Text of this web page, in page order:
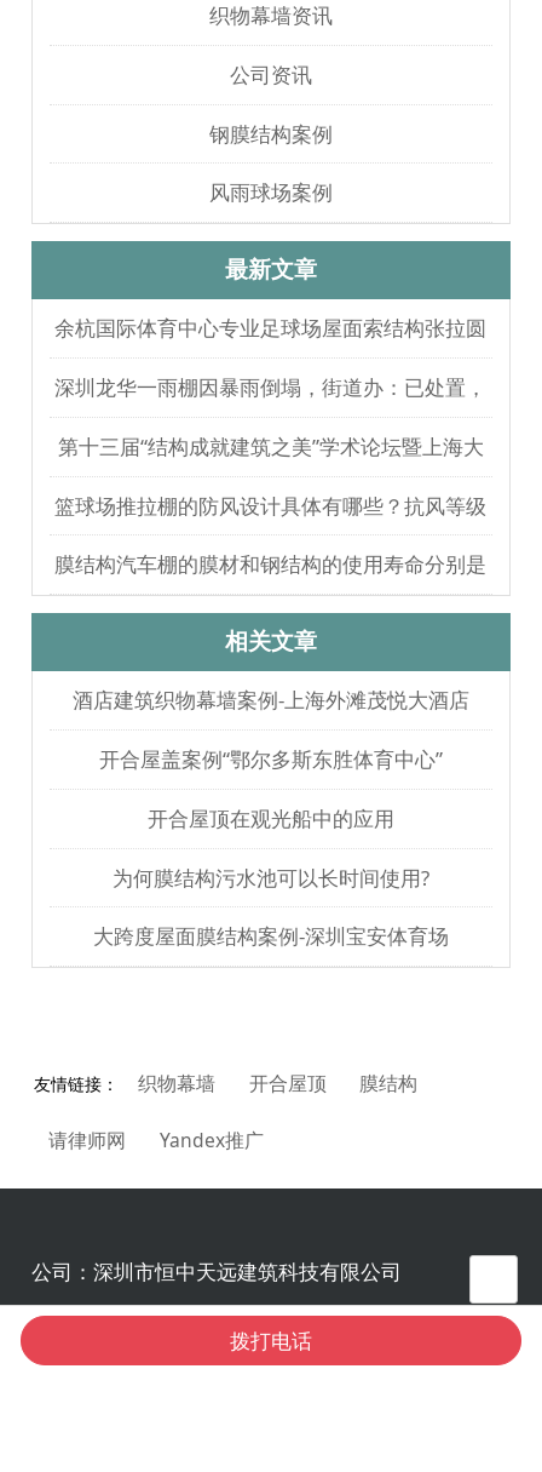
织物幕墙资讯
公司资讯
钢膜结构案例
风雨球场案例
最新文章
余杭国际体育中心专业足球场屋面索结构张拉圆
满完成
深圳龙华一雨棚因暴雨倒塌，街道办：已处置，
无人员伤亡
第十三届“结构成就建筑之美”学术论坛暨上海大
歌剧院观摩
篮球场推拉棚的防风设计具体有哪些？抗风等级
如何测试验证？
膜结构汽车棚的膜材和钢结构的使用寿命分别是
多久？
相关文章
酒店建筑织物幕墙案例-上海外滩茂悦大酒店
开合屋盖案例“鄂尔多斯东胜体育中心”
开合屋顶在观光船中的应用
为何膜结构污水池可以长时间使用?
大跨度屋面膜结构案例-深圳宝安体育场
友情链接： 织物幕墙 开合屋顶 膜结构
请律师网 Yandex推广
公司：深圳市恒中天远建筑科技有限公司
手机：18002578641 座机：0755-83056825
邮箱：83056995@163.com 站长qq：
拨打电话